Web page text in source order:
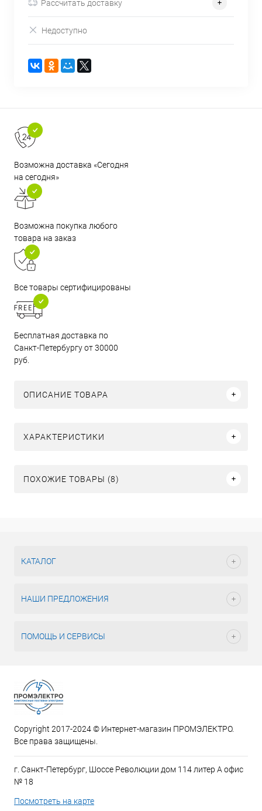
Рассчитать доставку
Недоступно
Возможна доставка «Сегодня
на сегодня»
Возможна покупка любого
товара на заказ
Все товары сертифицированы
Бесплатная доставка по
Санкт-Петербургу от 30000
руб.
ОПИСАНИЕ ТОВАРА
ХАРАКТЕРИСТИКИ
ПОХОЖИЕ ТОВАРЫ (8)
КАТАЛОГ
НАШИ ПРЕДЛОЖЕНИЯ
ПОМОЩЬ И СЕРВИСЫ
Copyright 2017-2024 © Интернет-магазин ПРОМЭЛЕКТРО.
Все права защищены.
г. Санкт-Петербург, Шоссе Революции дом 114 литер А офис
№ 18
Посмотреть на карте